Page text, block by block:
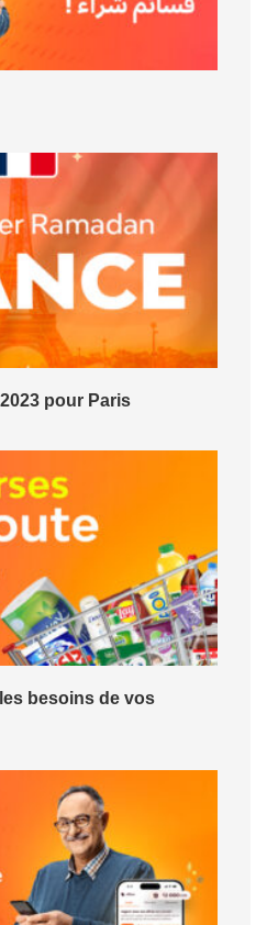
pour Paris
besoins de vos